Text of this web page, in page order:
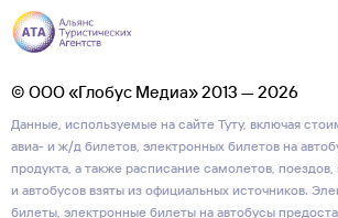
© ООО «Глобус Медиа» 2013 — 2026
Данные, используемые на сайте Туту, включая
авиа- и ж/д билетов, электронных билетов на
продукта, а также расписание самолетов,
и автобусов взяты из официальных источников.
билеты, электронные билеты на автобусы